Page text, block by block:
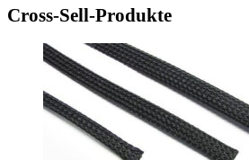
Cross-Sell-Produkte